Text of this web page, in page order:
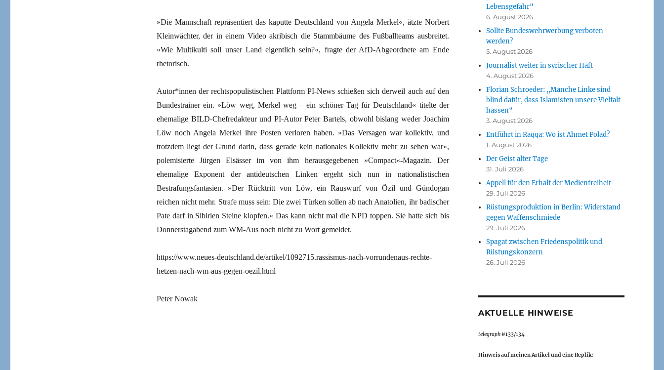
»Die Mannschaft repräsentiert das kaputte Deutschland von Angela Merkel«, ätzte Norbert
Kleinwächter, der in einem Video akribisch die Stammbäume des Fußballteams ausbreitet.
»Wie Multikulti soll unser Land eigentlich sein?«, fragte der AfD-Abgeordnete am Ende
rhetorisch.
Autor*innen der rechtspopulistischen Plattform PI-News schießen sich derweil auch auf den
Bundestrainer ein. »Löw weg, Merkel weg – ein schöner Tag für Deutschland« titelte der
ehemalige BILD-Chefredakteur und PI-Autor Peter Bartels, obwohl bislang weder Joachim
Löw noch Angela Merkel ihre Posten verloren haben. »Das Versagen war kollektiv, und
trotzdem liegt der Grund darin, dass gerade kein nationales Kollektiv mehr zu sehen war«,
polemisierte Jürgen Elsässer im von ihm herausgegebenen »Compact«-Magazin. Der
ehemalige Exponent der antideutschen Linken ergeht sich nun in nationalistischen
Bestrafungsfantasien. »Der Rücktritt von Löw, ein Rauswurf von Özil und Gündogan
reichen nicht mehr. Strafe muss sein: Die zwei Türken sollen ab nach Anatolien, ihr badischer
Pate darf in Sibirien Steine klopfen.« Das kann nicht mal die NPD toppen. Sie hatte sich bis
Donnerstagabend zum WM-Aus noch nicht zu Wort gemeldet.
https://www.neues-deutschland.de/artikel/1092715.rassismus-nach-vorrundenaus-rechte-
hetzen-nach-wm-aus-gegen-oezil.html
Peter Nowak
Lebensgefahr“
6. August 2026
Sollte Bundeswehrwerbung verboten
werden?
5. August 2026
Journalist weiter in syrischer Haft
4. August 2026
Florian Schroeder: „Manche Linke sind
blind dafür, dass Islamisten unsere Vielfalt
hassen“
3. August 2026
Entführt in Raqqa: Wo ist Ahmet Polad?
1. August 2026
Der Geist alter Tage
31. Juli 2026
Appell für den Erhalt der Medienfreiheit
29. Juli 2026
Rüstungsproduktion in Berlin: Widerstand
gegen Waffenschmiede
29. Juli 2026
Spagat zwischen Friedenspolitik und
Rüstungskonzern
26. Juli 2026
AKTUELLE HINWEISE
telegraph#133/134
Hinweis auf meinen Artikel und eine Replik: